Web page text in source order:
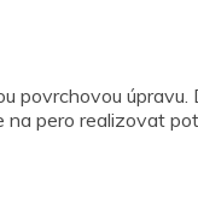
povrchovou
pero realizovat